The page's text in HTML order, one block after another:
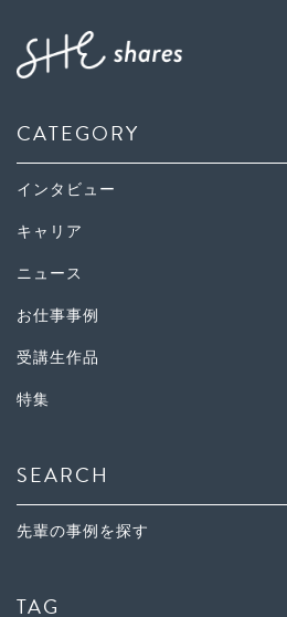
CATEGORY
インタビュー
キャリア
ニュース
お仕事事例
受講生作品
特集
SEARCH
先輩の事例を探す
TAG